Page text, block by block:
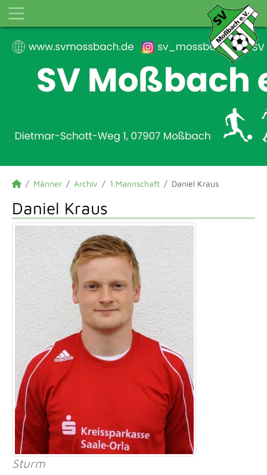
Männer Archiv 1.Mannschaft Daniel Kraus
Daniel Kraus
Sturm